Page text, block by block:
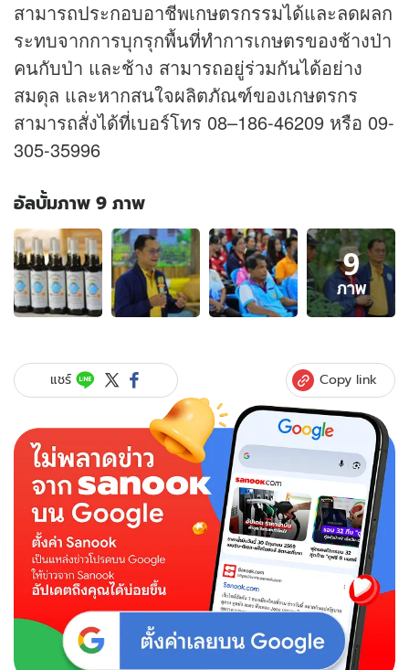
สามารถประกอบอาชีพเกษตรกรรมได้และลดผลก
ระทบจากการบุกรุกพื้นที่ทำการเกษตรของช้างป่า
คนกับป่า และช้าง สามารถอยู่ร่วมกันได้อย่าง
สมดุล และหากสนใจผลิตภัณฑ์ของเกษตรกร
สามารถสั่งได้ที่เบอร์โทร 08–186-46209 หรือ 09-
305-35996
อัลบั้มภาพ 9 ภาพ
อัลบั้ม
ภาพ
9
ภาพ
ของ
เยี่ยม
ชม
ชุมชน
บ้าน
เขา
ใหญ่
จังหวัด
ชลบุรี
"ป่า
อย่าง
ประโยชน์
อย่าง"
9
ภาพ
แชร์ Copy link